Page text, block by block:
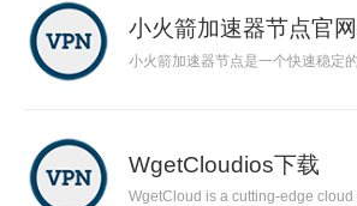
小火箭加速器节点官
小火箭加速器节点是一个快速稳定
WgetCloudios下载
WgetCloud is a cutting-edge